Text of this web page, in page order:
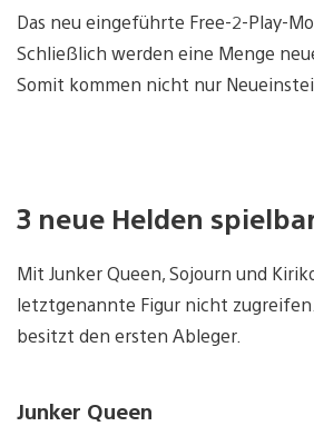
Das neu eingeführte Free-2-Play-
Schließlich werden eine Menge
Somit kommen nicht nur
3 neue Helden
Mit Junker Queen, Sojourn und
letztgenannte Figur nicht
besitzt den ersten Ableger.
Junker Queen